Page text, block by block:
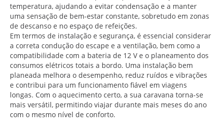
temperatura, ajudando a evitar condensação e a manter
uma sensação de bem-estar constante, sobretudo em zonas
de descanso e no espaço de refeições.
Em termos de instalação e segurança, é essencial considerar
a correta condução do escape e a ventilação, bem como a
compatibilidade com a bateria de 12 V e o planeamento dos
consumos elétricos totais a bordo. Uma instalação bem
planeada melhora o desempenho, reduz ruídos e vibrações
e contribui para um funcionamento fiável em viagens
longas. Com o aquecimento certo, a sua caravana torna-se
mais versátil, permitindo viajar durante mais meses do ano
com o mesmo nível de conforto.